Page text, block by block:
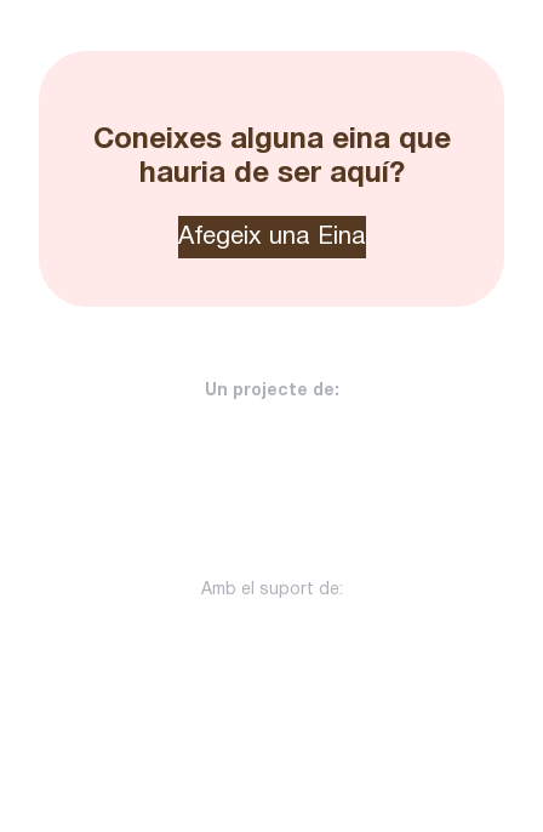
Coneixes alguna eina que
hauria de ser aquí?
Afegeix una Eina
Un projecte de:
Amb el suport de: